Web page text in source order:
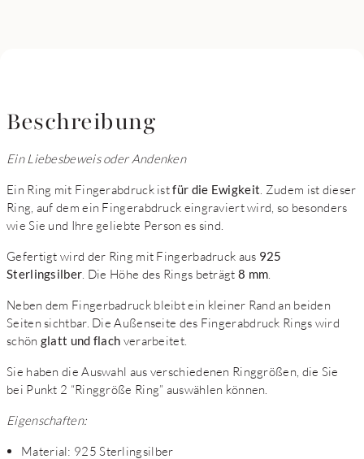
Beschreibung
Ein Liebesbeweis oder Andenken
Ein Ring mit Fingerabdruck istfür die Ewigkeit . Zudem ist dieser
Ring, auf dem ein Fingerabdruck eingraviert wird, so besonders
wie Sie und Ihre geliebte Person es sind.
Gefertigt wird der Ring mit Fingerbadruck aus 925
Sterlingsilber . Die Höhe des Rings beträgt 8 mm
Neben dem Fingerbadruck bleibt ein kleiner Rand an beiden
Seiten sichtbar. Die Außenseite des Fingerabdruck Rings wird
schön glatt und flach verarbeitet.
Sie haben die Auswahl aus verschiedenen Ringgrößen, die Sie
bei Punkt 2 “Ringgröße Ring” auswählen können.
Eigenschaften:
Material: 925 Sterlingsilber